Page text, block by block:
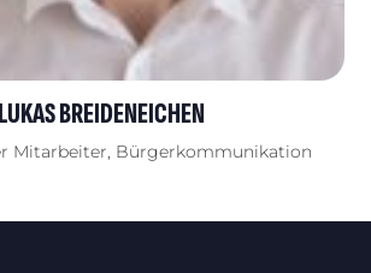
LUKAS BREIDENEICHEN
Mitarbeiter, Bürgerkommunikation